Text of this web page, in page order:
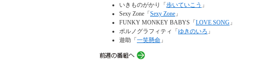
いきものがかり「 歩いていこう 」
Sexy Zone「 Sexy Zone 」
FUNKY MONKEY BABYS「 LOVE SONG 」
ポルノグラフィティ「 ゆきのいろ 」
遊助「 一笑懸命 」